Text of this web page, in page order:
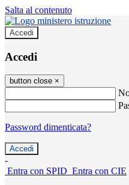
Salta al contenuto
Accedi
Accedi
button close ×
Password dimenticata?
-
Entra con SPID Entra con CIE